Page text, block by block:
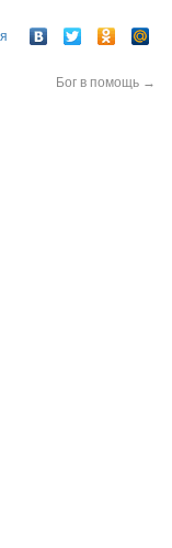
Бог в помощь →